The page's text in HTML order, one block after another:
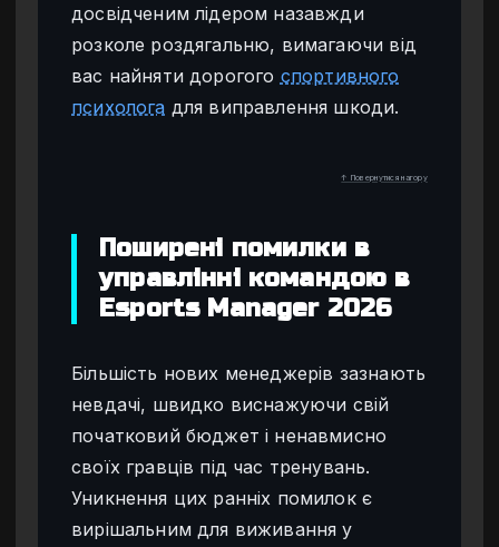
досвідченим лідером назавжди
розколе роздягальню, вимагаючи від
вас найняти дорогого спортивного
психолога для виправлення шкоди.
↑ Повернутися нагору
Поширені помилки в
управлінні командою в
Esports Manager 2026
Більшість нових менеджерів зазнають
невдачі, швидко виснажуючи свій
початковий бюджет і ненавмисно
своїх гравців під час тренувань.
Уникнення цих ранніх помилок є
вирішальним для виживання у